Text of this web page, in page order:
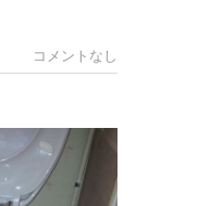
コメントなし